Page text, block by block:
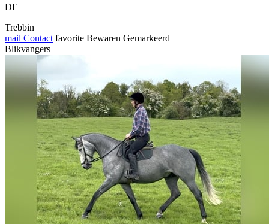
DE
Trebbin
mail Contact favorite Bewaren Gemarkeerd
Blikvangers